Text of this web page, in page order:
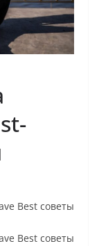
Best советы
Best советы